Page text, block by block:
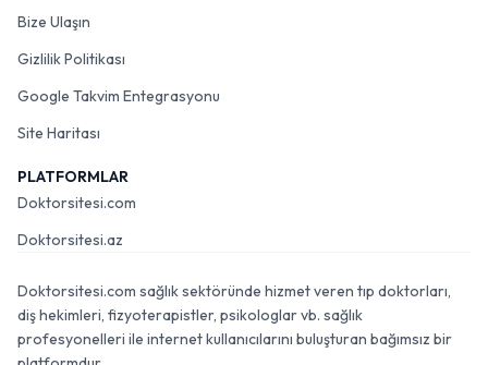
Bize Ulaşın
Gizlilik Politikası
Google Takvim Entegrasyonu
Site Haritası
PLATFORMLAR
Doktorsitesi.com
Doktorsitesi.az
Doktorsitesi.com sağlık sektöründe hizmet veren tıp doktorları,
diş hekimleri, fizyoterapistler, psikologlar vb. sağlık
profesyonelleri ile internet kullanıcılarını buluşturan bağımsız bir